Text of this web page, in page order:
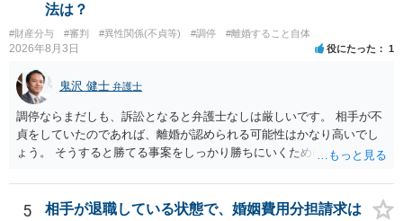
法は？
#財産分与 #審判 #異性関係(不貞等) #調停 #離婚すること自体
2026年8月3日 役にたった 1
鬼沢 健士 弁護士
調停ならまだしも、訴訟となると弁護士なしは厳しいです。 相手が不
貞をしていたのであれば、離婚が認められる可能性はかなり高いでし
ょう。 そうすると勝てる事案をしっかり勝ちにいくためにも弁護士委
5
相手が退職している状態で、婚姻費用分担請求は